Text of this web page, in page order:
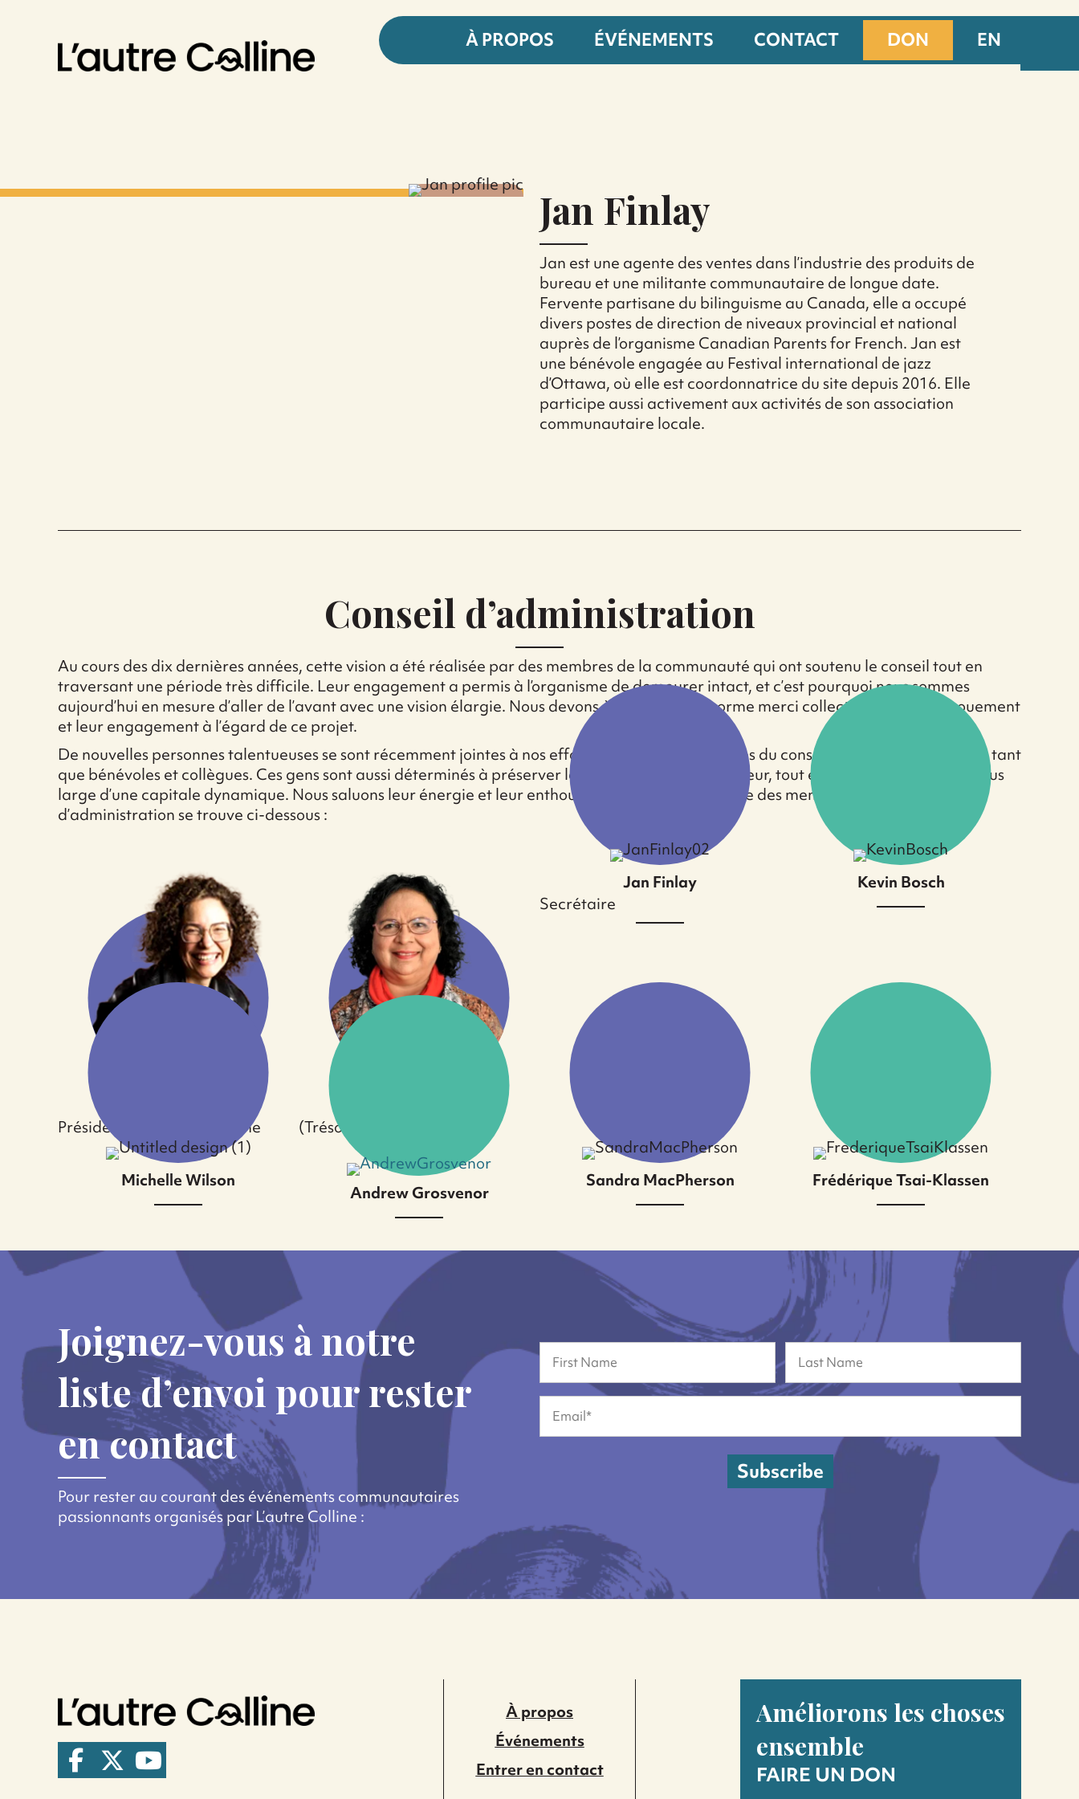
À PROPOS ÉVÉNEMENTS CONTACT DON EN
Jan Finlay
Jan est une agente des ventes dans l’industrie des produits de
bureau et une militante communautaire de longue date.
Fervente partisane du bilinguisme au Canada, elle a occupé
divers postes de direction de niveaux provincial et national
auprès de l’organisme Canadian Parents for French. Jan est
une bénévole engagée au Festival international de jazz
d’Ottawa, où elle est coordonnatrice du site depuis 2016. Elle
participe aussi activement aux activités de son association
communautaire locale.
Conseil d’administration
Au cours des dix dernières années, cette vision a été réalisée par des membres de la communauté qui ont soutenu le conseil tout en
traversant une période très difficile. Leur engagement a permis à l’organisme de demeurer intact, et c’est pourquoi nous sommes
aujourd’hui en mesure d’aller de l’avant avec une vision élargie. Nous devons à ces gens un énorme merci collectif pour leur dévouement
et leur engagement à l’égard de ce projet.
De nouvelles personnes talentueuses se sont récemment jointes à nos efforts, en tant que membres du conseil d’administration et en tant
que bénévoles et collègues. Ces gens sont aussi déterminés à préserver le patrimoine bâti du secteur, tout en partageant la vision plus
large d’une capitale dynamique. Nous saluons leur énergie et leur enthousiasme. La liste complète des membres du conseil
d’administration se trouve ci-dessous :
Présidente de L’autre Colline
(Trésorière) CGA, CPA
Jan Finlay
Secrétaire
Kevin Bosch
Michelle Wilson
Andrew Grosvenor
Sandra MacPherson Frédérique Tsai-Klassen
Joignez-vous à notre
liste d’envoi pour rester
en contact
Pour rester au courant des événements communautaires
passionnants organisés par L’autre Colline :
Name
Prénom Nom
Email (Nécessaire)
Subscribe
À propos
Événements
Entrer en contact
Améliorons les choses
ensemble
FAIRE UN DON